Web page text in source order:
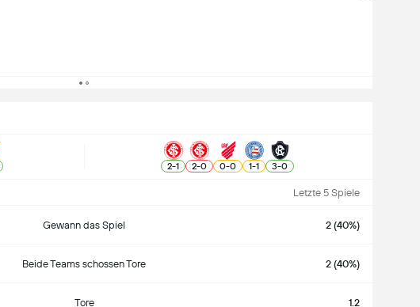
2-1 2-0 0-0 1-1 3-0
Letzte 5 Spiele
Gewann das Spiel 2 (40%)
Beide Teams schossen Tore 2 (40%)
Tore 1.2